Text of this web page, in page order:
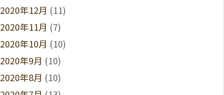
2020年12月 (11)
2020年11月 (7)
2020年10月 (10)
2020年9月 (10)
2020年8月 (10)